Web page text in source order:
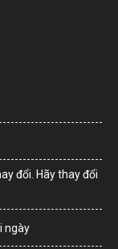
đổi. Hãy thay đổi
ngày